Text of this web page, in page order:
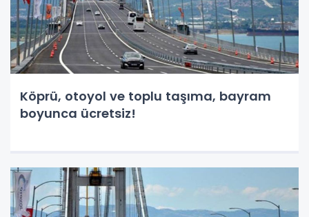
Köprü, otoyol ve toplu taşıma, bayram
boyunca ücretsiz!